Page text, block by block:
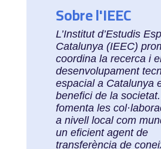
Sobre l'IEEC
L’Institut d’Estudis
Catalunya (IEEC)
coordina la recerca i
desenvolupament
espacial a Catalunya
benefici de la societat.
fomenta les
a nivell local com
un eficient agent de
transferència de